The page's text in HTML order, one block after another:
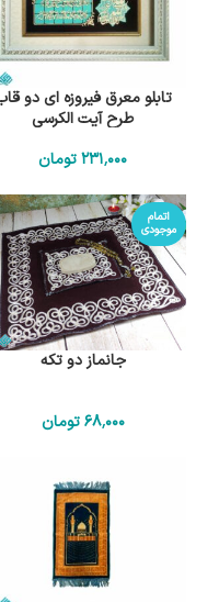
تابلو معرق فیروزه ای دو
طرح آیت الکرسی
231٬000تومان
اتمام
موجودی
جانماز دو تکه
68٬000 تومان